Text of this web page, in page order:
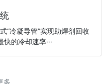
“冷凝导管”实现助焊剂回收
的冷却速率···
多